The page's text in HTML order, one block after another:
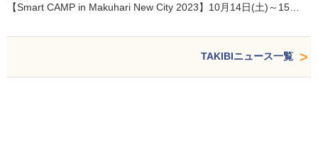
【Smart CAMP in Makuhari New City 2023】10月14日(土)～15…
TAKIBIニュース一覧